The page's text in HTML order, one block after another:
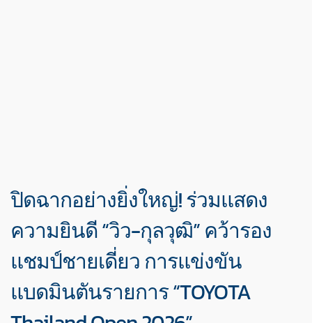
ปิดฉากอย่างยิ่งใหญ่! ร่วมแสดง
ความยินดี “วิว-กุลวุฒิ” คว้ารอง
แชมป์ชายเดี่ยว การแข่งขัน
แบดมินตันรายการ “TOYOTA